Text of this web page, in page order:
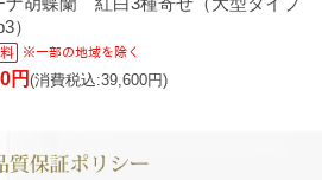
）
円 (消費税込:39,600円)